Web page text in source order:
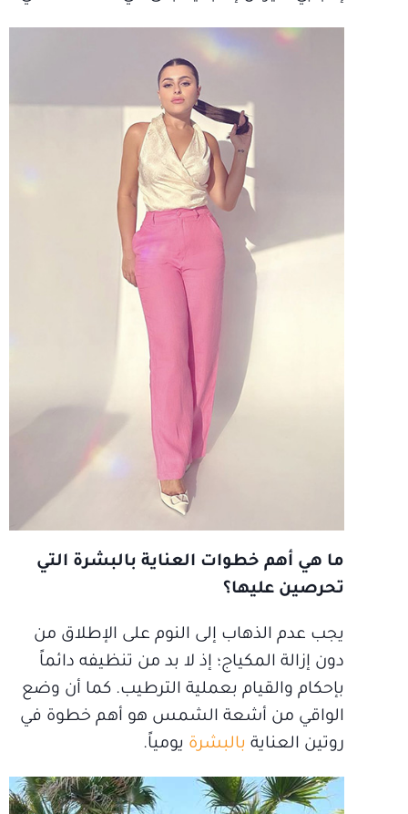
ما هي أهم خطوات العناية بالبشرة التي
تحرصين عليها؟
يجب عدم الذهاب إلى النوم على الإطلاق من
دون إزالة المكياج؛ إذ لا بد من تنظيفه دائماً
بإحكام والقيام بعملية الترطيب. كما أن وضع
الواقي من أشعة الشمس هو أهم خطوة في
روتين العناية بالبشرة يومياً.